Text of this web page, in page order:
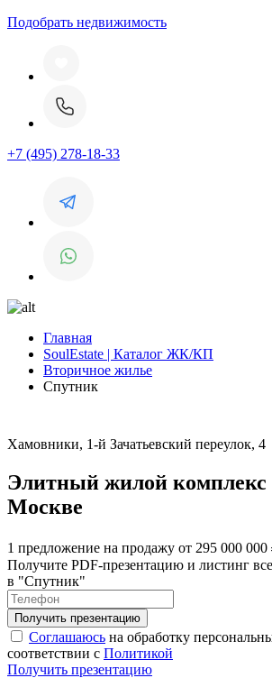
Подобрать недвижимость
+7 (495) 278-18-33
Главная
SoulEstate | Каталог ЖК/КП
Вторичное жилье
Спутник
Хамовники, 1-й Зачатьевский переулок, 4
Элитный жилой
Москве
1 предложение на продажу от 295 000 000
Получите PDF-презентацию и листинг
в "Спутник"
Соглашаюсь на обработку
соответствии с Политикой
Получить презентацию